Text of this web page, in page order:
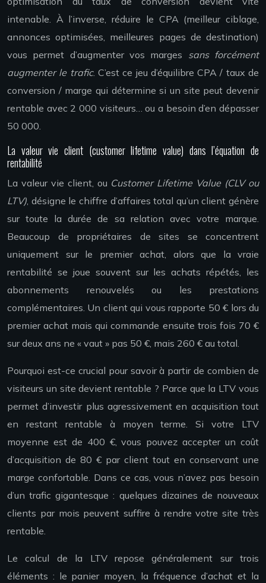
intenable. À l’inverse, réduire le CPA (meilleur ciblage,
annonces optimisées, meilleures pages de destination)
vous permet d’augmenter vos marges sans forcément
augmenter le trafic. C’est ce jeu d’équilibre CPA / taux de
conversion / marge qui détermine si un site peut devenir
rentable avec 2 000 visiteurs… ou a besoin d’en dépasser
50 000.
La valeur vie client (customer lifetime value) dans l’équation de
rentabilité
La valeur vie client, ou Customer Lifetime Value (CLV ou
LTV), désigne le chiffre d’affaires total qu’un client génère
sur toute la durée de sa relation avec votre marque.
Beaucoup de propriétaires de sites se concentrent
uniquement sur le premier achat, alors que la vraie
rentabilité se joue souvent sur les achats répétés, les
abonnements renouvelés ou les prestations
complémentaires. Un client qui vous rapporte 50 € lors du
premier achat mais qui commande ensuite trois fois 70 €
sur deux ans ne « vaut » pas 50 €, mais 260 € au total.
Pourquoi est-ce crucial pour savoir à partir de combien de
visiteurs un site devient rentable ? Parce que la LTV vous
permet d’investir plus agressivement en acquisition tout
en restant rentable à moyen terme. Si votre LTV
moyenne est de 400 €, vous pouvez accepter un coût
d’acquisition de 80 € par client tout en conservant une
marge confortable. Dans ce cas, vous n’avez pas besoin
d’un trafic gigantesque : quelques dizaines de nouveaux
clients par mois peuvent suffire à rendre votre site très
rentable.
Le calcul de la LTV repose généralement sur trois
éléments : le panier moyen, la fréquence d’achat et la